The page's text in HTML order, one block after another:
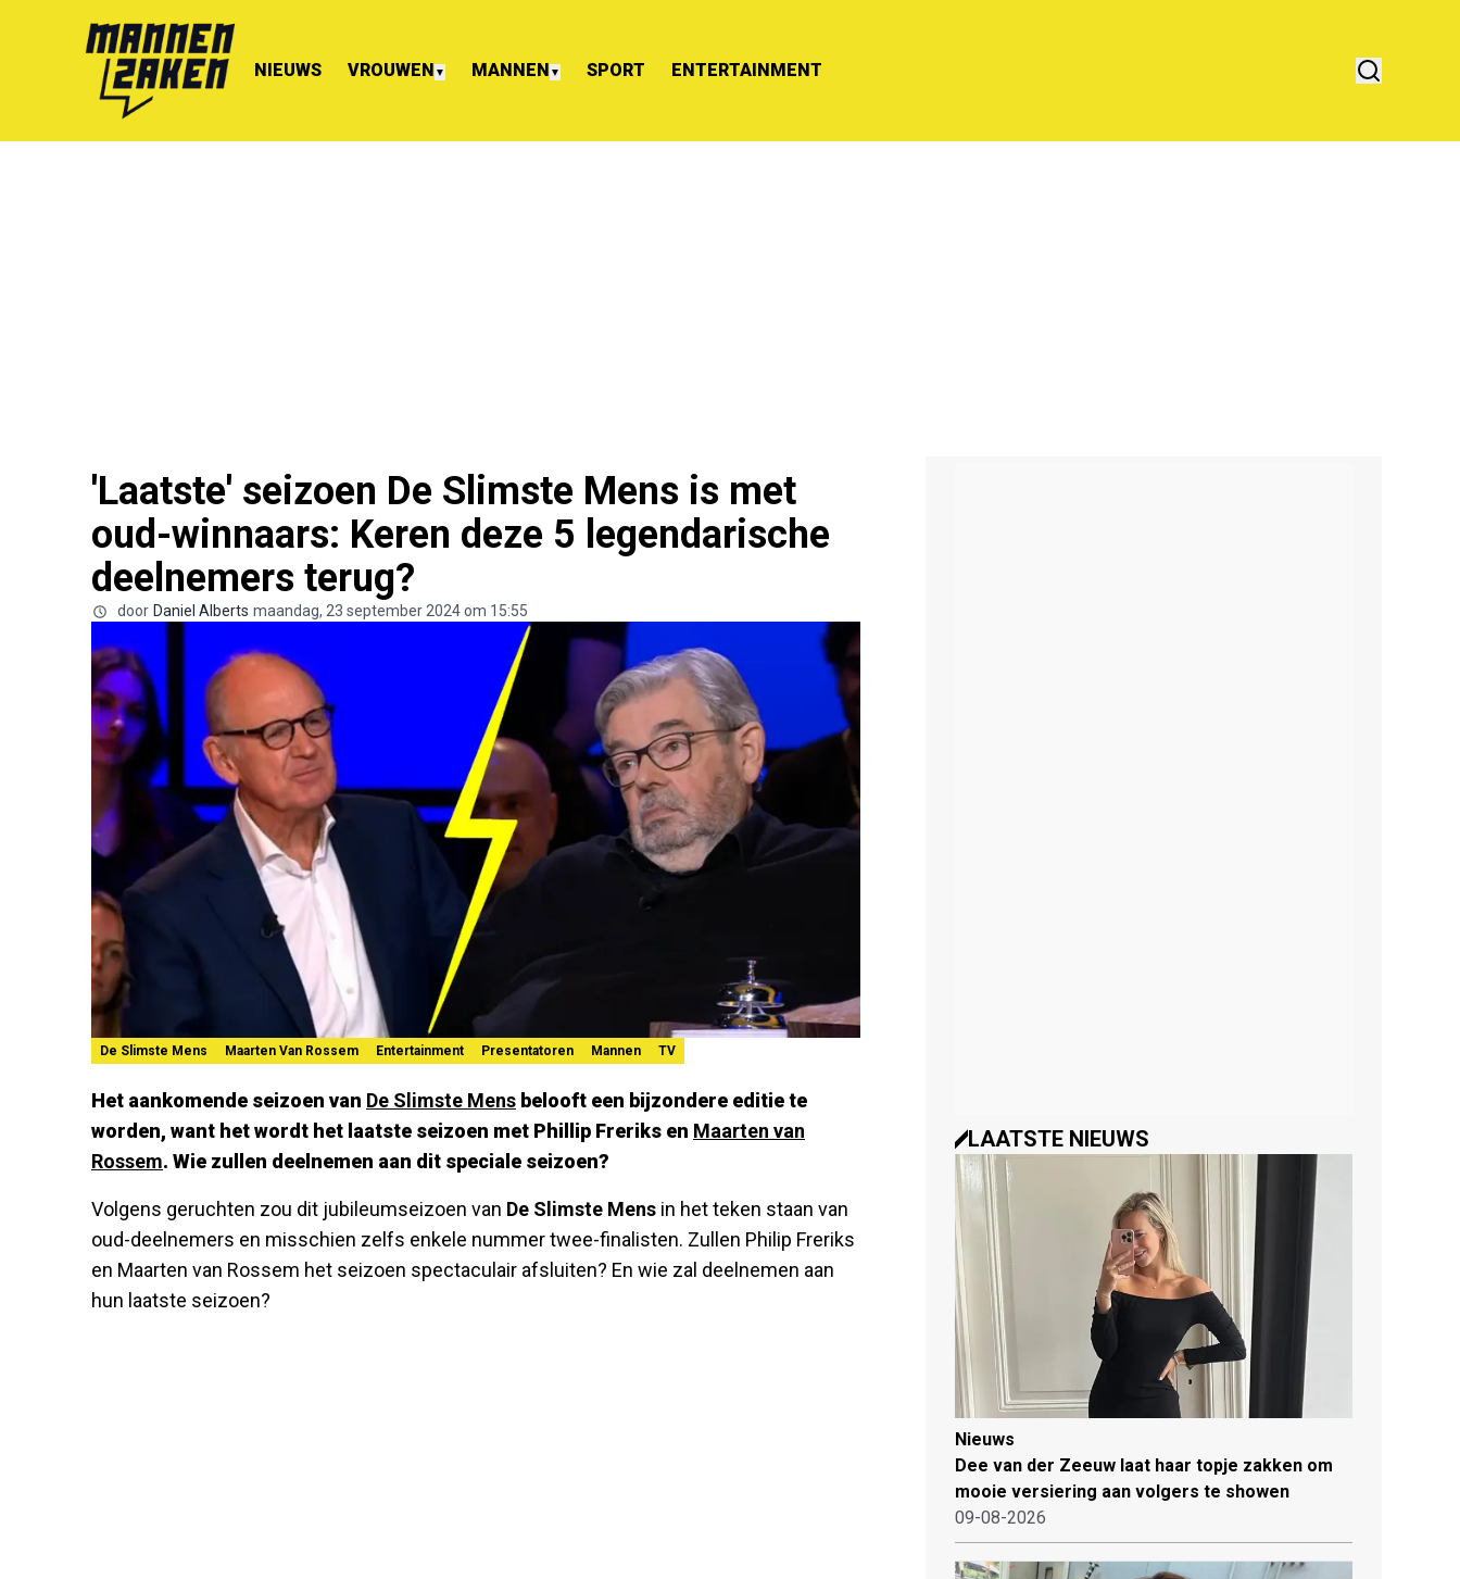
NIEUWS VROUWEN ▼ MANNEN ▼ SPORT ENTERTAINMENT
'Laatste' seizoen De Slimste Mens is met
oud-winnaars: Keren deze 5 legendarische
deelnemers terug?
door Daniel Alberts maandag, 23 september 2024 om 15:55
De Slimste Mens Maarten Van Rossem Entertainment Presentatoren Mannen TV
Het aankomende seizoen van De Slimste Mens belooft een bijzondere editie te
worden, want het wordt het laatste seizoen met Phillip Freriks en Maarten van
Rossem. Wie zullen deelnemen aan dit speciale seizoen?
Volgens geruchten zou dit jubileumseizoen van De Slimste Mens in het teken staan van
oud-deelnemers en misschien zelfs enkele nummer twee-finalisten. Zullen Philip Freriks
en Maarten van Rossem het seizoen spectaculair afsluiten? En wie zal deelnemen aan
hun laatste seizoen?
LAATSTE NIEUWS
Nieuws
Dee van der Zeeuw laat haar topje zakken om
mooie versiering aan volgers te showen
09-08-2026